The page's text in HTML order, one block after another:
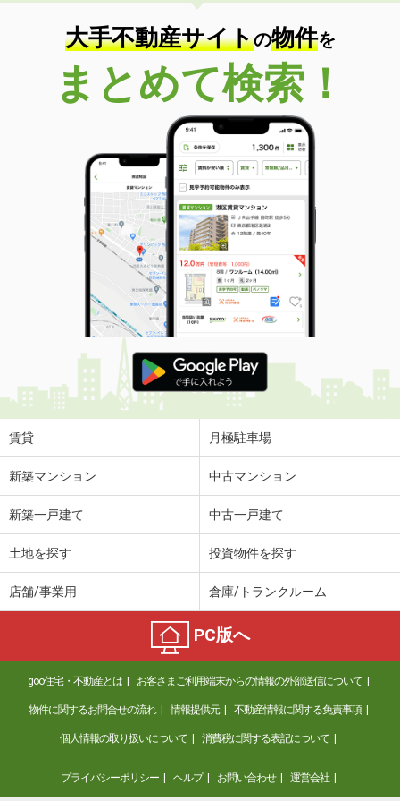
新潟県新潟市中央区米山３丁目
専有面積
34.6m²
間取り
2K
新潟県長岡市中之島
5.10万円
新潟県長岡市中之島
専有面積 56.15m²
間取り
3DK
新潟県三条市西裏館３
価 格
5.30万円
住 所
新潟県三条市西裏館３
専有面積 51.67m²
間取り
2DK
新潟県新潟市中央区笹口１丁目
価 格
4万円
新潟県新潟市西区小新１
価 格
4.80万円
新潟県新潟市西区小新１
専有面積 60.19m²
新潟県新潟市江南区船戸山２丁目
住 所
新潟県新潟市江南区船戸山２丁目
専有面積
31.48m²
大手不動産サイトの物件を
まとめて検索！
賃貸 月極駐車場
新築マンション 中古マンション
新築一戸建て 中古一戸建て
土地を探す 投資物件を探す
店舗/事業用 倉庫/トランクルーム
PC版へ
goo住宅・不動産とは お客さまご利用端末からの情報の外部送信について
物件に関するお問合せの流れ 情報提供元 不動産情報に関する免責事項
個人情報の取り扱いについて 消費税に関する表記について
プライバシーポリシー ヘルプ お問い合わせ 運営会社